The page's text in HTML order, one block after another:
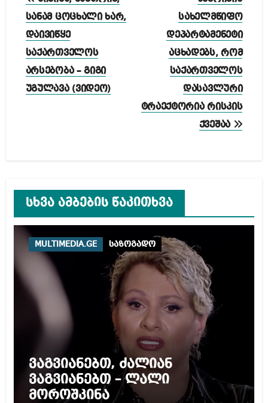
ნავიგაცია
სანამ ცოცხალი ხარ,
დაივიწყე
საქართველოს
არსებობა – გიგი
უგულავა (ვიდეო)
სახელმწიფო
დეპარტამენეტი
აცხადებს, რომ
საქართველოს
დასავლური
ტრაექტორია რისკის
ქვეშაა
სხვა ამბების წაკითხვა
MULTIMEDIA.GE საზოგადო
ვაგვიანებთ, ძალიან
ვაგვიანებთ – ლალი
მოროშკინა